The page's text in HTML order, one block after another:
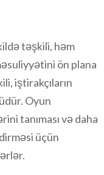
təşkili, həm
ön plana
iştirakçıların
Oyun
tanıması və daha
üçün